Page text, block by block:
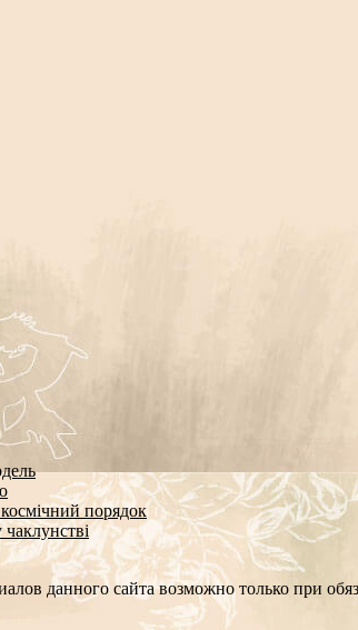
порядок
данного сайта возможно только при